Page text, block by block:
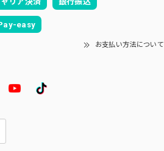
easy
お支払い方法について